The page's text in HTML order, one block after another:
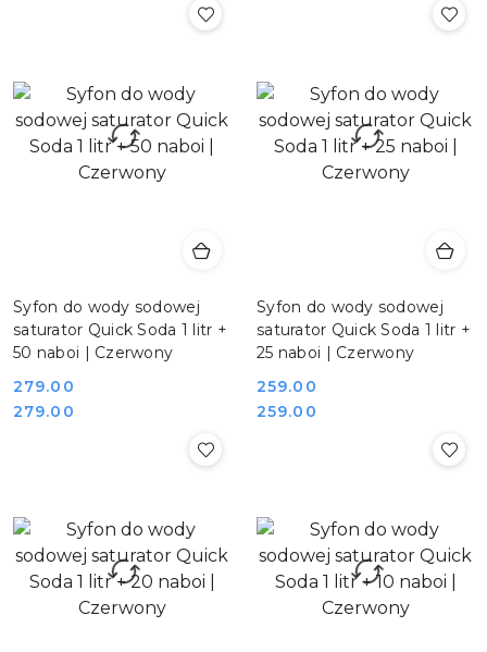
Syfon do wody sodowej
saturator Quick Soda 1 litr +
50 naboi | Czerwony
Cena:
279.00
Cena:
279.00
Syfon do wody sodowej
saturator Quick Soda 1 litr +
25 naboi | Czerwony
Cena:
259.00
Cena:
259.00